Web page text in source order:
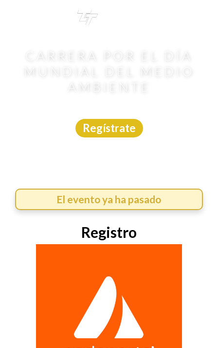
CARRERA POR EL DÍA
Regístrate
El evento ya ha pasado
Registro